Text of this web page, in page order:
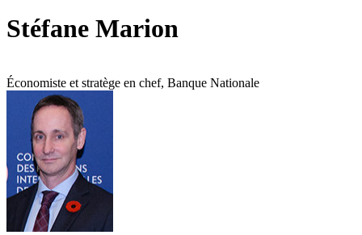
Stéfane Marion
Économiste et stratège en chef, Banque Nationale